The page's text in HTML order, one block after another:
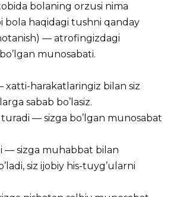
bolaning orzusi nima
bola haqidagi tushni qanday
— atrofingizdagi
munosabati.
xatti-harakatlaringiz bilan siz
sabab bo’lasiz.
turadi — sizga bo’lgan munosabat
— sizga muhabbat bilan
siz ijobiy his-tuyg’ularni